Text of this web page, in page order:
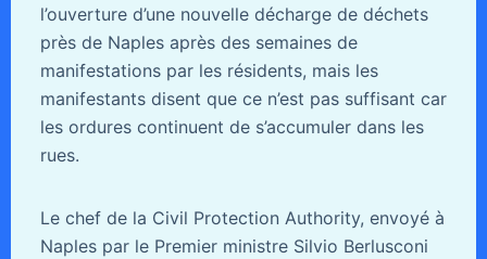
l’ouverture d’une nouvelle décharge de déchets
près de Naples après des semaines de
manifestations par les résidents, mais les
manifestants disent que ce n’est pas suffisant car
les ordures continuent de s’accumuler dans les
rues.
Le chef de la Civil Protection Authority, envoyé à
Naples par le Premier ministre Silvio Berlusconi